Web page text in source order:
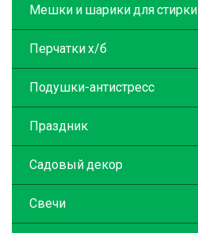
Мешки и шарики для стирки
Перчатки х/б
Подушки-антистресс
Праздник
Садовый декор
Свечи